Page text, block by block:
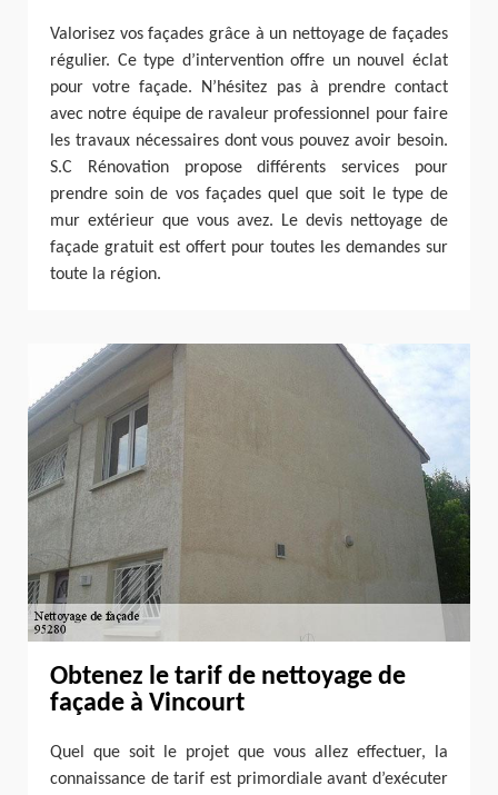
Valorisez vos façades grâce à un nettoyage de façades
régulier. Ce type d’intervention offre un nouvel éclat
pour votre façade. N’hésitez pas à prendre contact
avec notre équipe de ravaleur professionnel pour faire
les travaux nécessaires dont vous pouvez avoir besoin.
S.C Rénovation propose différents services pour
prendre soin de vos façades quel que soit le type de
mur extérieur que vous avez. Le devis nettoyage de
façade gratuit est offert pour toutes les demandes sur
toute la région.
Obtenez le tarif de nettoyage de
façade à Vincourt
Quel que soit le projet que vous allez effectuer, la
connaissance de tarif est primordiale avant d’exécuter